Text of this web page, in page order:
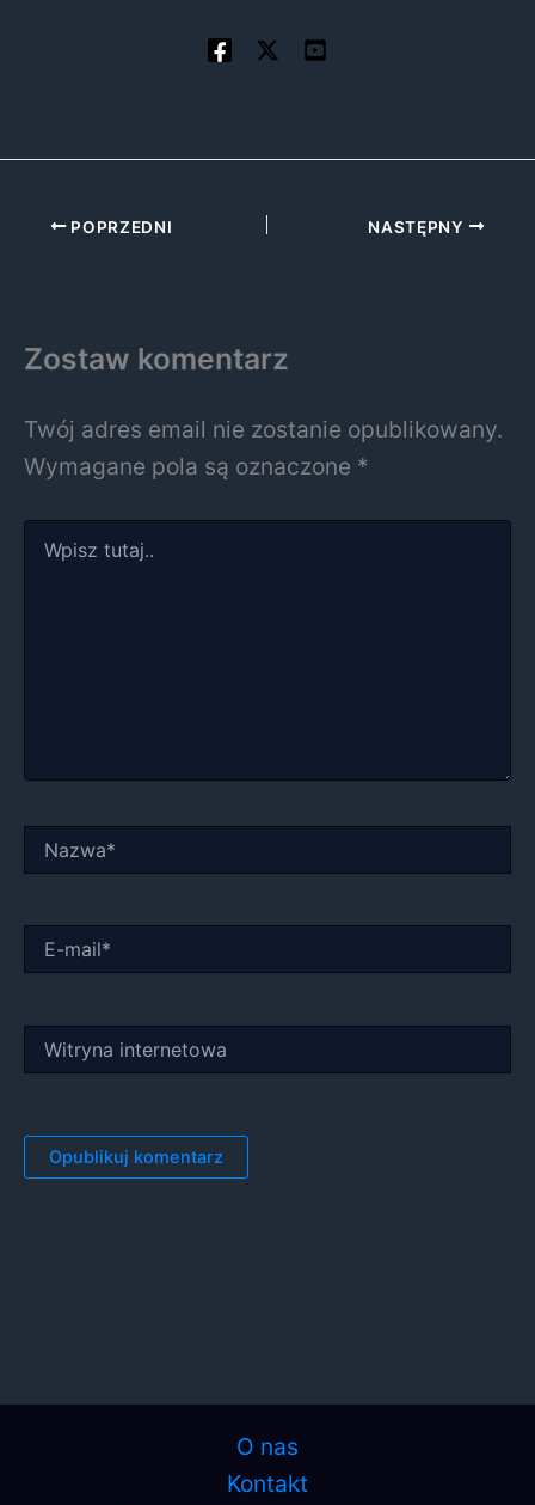
POPRZEDNI NASTĘPNY
Zostaw komentarz
Twój adres email nie zostanie opublikowany.
Wymagane pola są oznaczone *
tutaj..
mail*
internetowa
O nas
Kontakt